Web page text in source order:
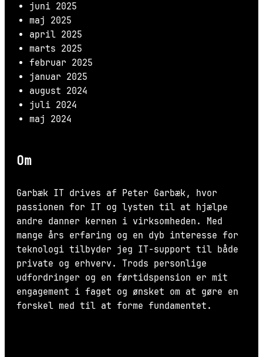
juni 2025
maj 2025
april 2025
marts 2025
februar 2025
januar 2025
august 2024
juli 2024
maj 2024
Om
Garbæk IT drives af Peter Garbæk, hvor
passionen for IT og lysten til at hjælpe
andre danner kernen i virksomheden. Med
mange års erfaring og en dyb interesse for
teknologi tilbyder jeg IT-support til både
private og erhverv. Trods personlige
udfordringer og en førtidspension er mit
engagement i faget og ønsket om at gøre en
forskel med til at forme fundamentet.